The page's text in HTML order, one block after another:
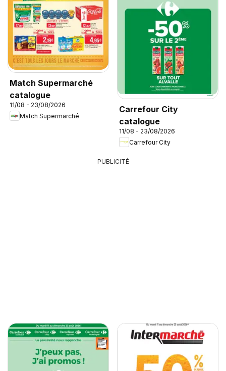
Match Supermarché
catalogue
11/08 - 23/08/2026
Match Supermarché
Carrefour City
catalogue
11/08 - 23/08/2026
Carrefour City
PUBLICITÉ